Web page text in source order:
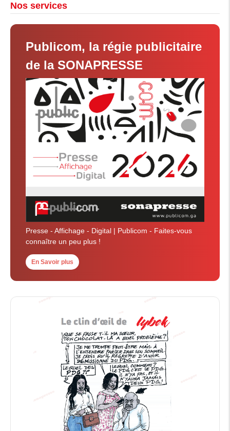
Nos services
Publicom, la régie publicitaire
de la SONAPRESSE
Presse - Affichage - Digital | Publicom - Faites-vous
connaître un peu plus !
En Savoir plus